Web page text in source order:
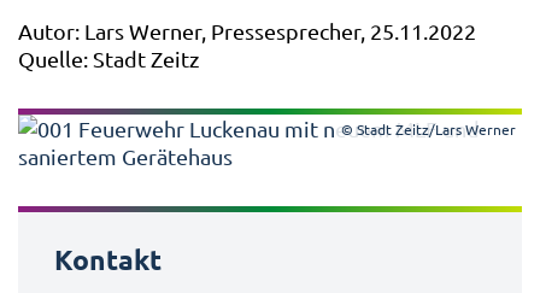
Autor: Lars Werner, Pressesprecher, 25.11.2022
Quelle: Stadt Zeitz
© Stadt Zeitz/Lars Werner
Kontakt